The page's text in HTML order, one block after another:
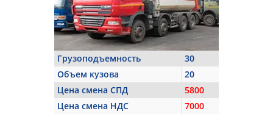
Грузоподъемность
30
Объем кузова
20
Цена смена СПД
5800
Цена смена НДС
7000